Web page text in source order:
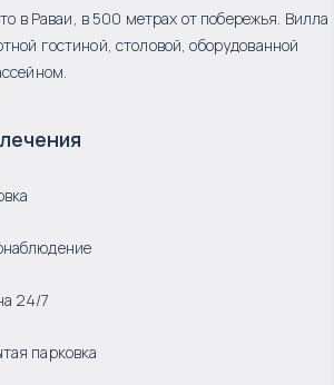
в Раваи, в 500 метрах от побережья. Вилла
гостиной, столовой, оборудованной
24/7
парковка